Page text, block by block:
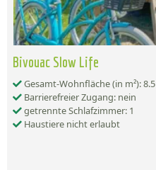
Bivouac Slow Life
Gesamt-Wohnfläche (in m²): 8.5
Barrierefreier Zugang: nein
getrennte Schlafzimmer: 1
Haustiere nicht erlaubt